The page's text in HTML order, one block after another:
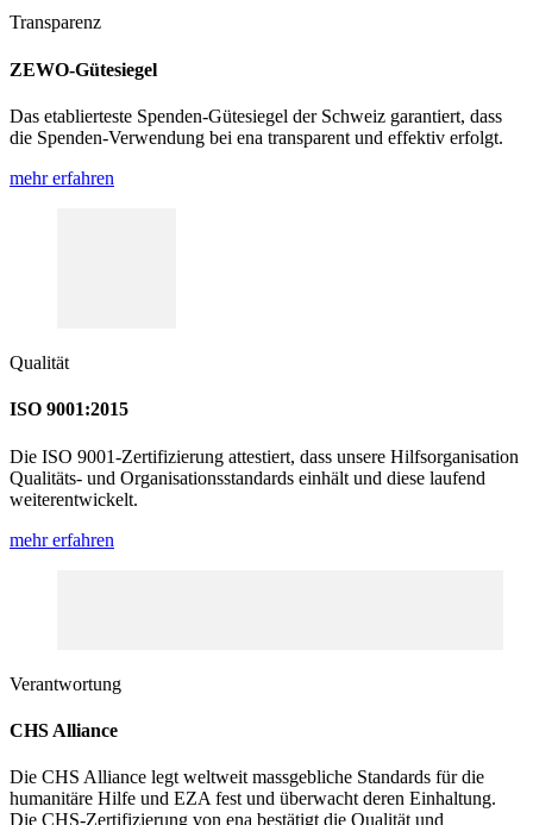
Transparenz
ZEWO-Gütesiegel
Das etablierteste Spenden-Gütesiegel der Schweiz garantiert, dass
die Spenden-Verwendung bei ena transparent und effektiv erfolgt.
mehr erfahren
Qualität
ISO 9001:2015
Die ISO 9001-Zertifizierung attestiert, dass unsere Hilfsorganisation
Qualitäts- und Organisationsstandards einhält und diese laufend
weiterentwickelt.
mehr erfahren
Verantwortung
CHS Alliance
Die CHS Alliance legt weltweit massgebliche Standards für die
humanitäre Hilfe und EZA fest und überwacht deren Einhaltung.
Die CHS-Zertifizierung von ena bestätigt die Qualität und